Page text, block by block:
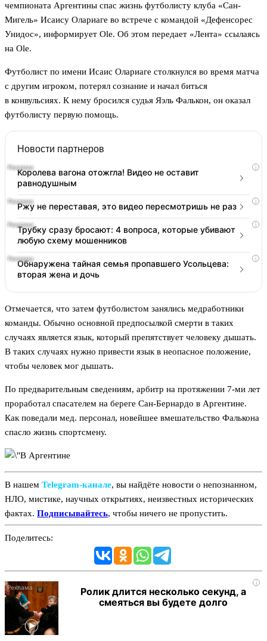
чемпионата Аргентины спас жизнь футболисту клуба «Сан-
Мигель» Исаису Олариаге во встрече с командой «Дефенсорес
Унидос», информирует Ole. Об этом передает «Лента» ссылаясь
на Ole.
Футболист по имени Исаис Олариаге столкнулся во время матча
с другим игроком, потерял сознание и начал биться
в конвульсиях. К нему бросился судья Яэль Фалькон, он оказал
футболисту первую помощь.
Новости партнеров
i
Королева вагона отожгла! Видео не оставит
равнодушным
i
Ржу не переставая, это видео пересмотришь не раз
i
Трубку сразу бросают: 4 вопроса, которые убивают
любую схему мошенников
i
Обнаружена тайная семья пропавшего Усольцева:
вторая жена и дочь
Отмечается, что затем футболистом занялись медработники
команды. Обычно основной предпосылкой смерти в таких
случаях является язык, который препятствует человеку дышать.
В таких случаях нужно привести язык в неопасное положение,
чтобы человек мог дышать.
По предварительным сведениям, арбитр на протяжении 7-ми лет
проработал спасателем на береге Сан-Бернардо в Аргентине.
Как поведали мед. персонал, новейшее вмешательство Фалькона
спасло жизнь спортсмену.
В нашем Telegram‑канале, вы найдёте новости о непознанном,
НЛО, мистике, научных открытиях, неизвестных исторических
фактах. Подписывайтесь, чтобы ничего не пропустить.
Поделитесь:
i
Ролик длится несколько секунд, а
смеяться вы будете долго